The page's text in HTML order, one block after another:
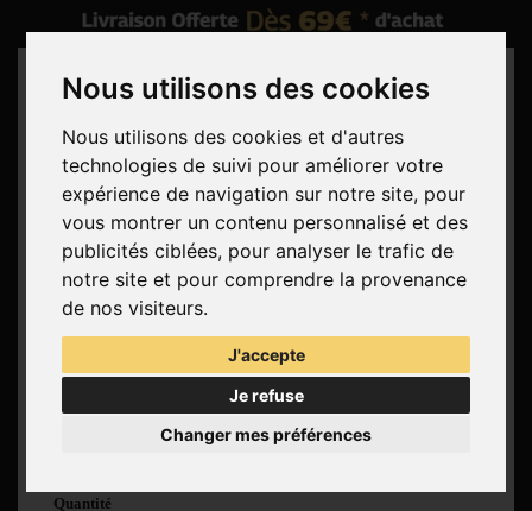
Nous utilisons des cookies
Nous utilisons des cookies et d'autres
technologies de suivi pour améliorer votre
expérience de navigation sur notre site, pour
vous montrer un contenu personnalisé et des
publicités ciblées, pour analyser le trafic de
notre site et pour comprendre la provenance
de nos visiteurs.
J'accepte
Je refuse
Changer mes préférences
Rechercher
Panier(vide)
Aucun produit
Livraison gratuite !
Livraison
Quantité